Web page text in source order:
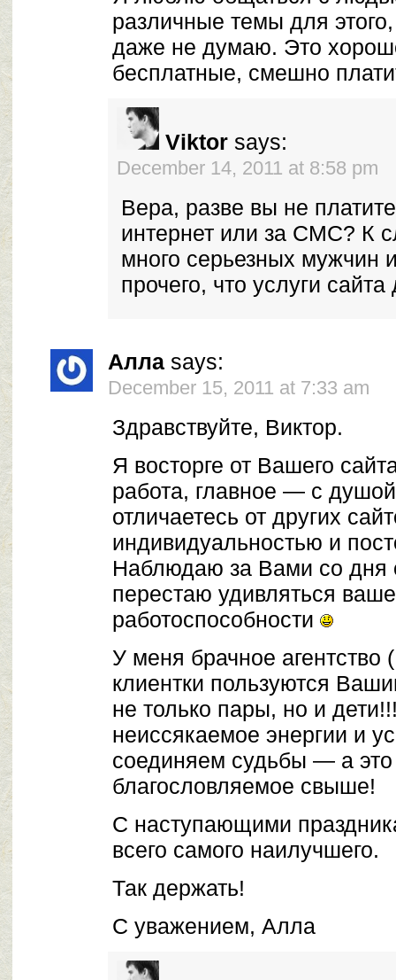
различные темы для
даже не думаю. Это
бесплатные, смешно
Viktor says:
December 14, 2011 at 8:58 pm
Вера, разве вы не
интернет или за СМС? К
много серьезных мужчин
прочего, что услуги
Алла says:
December 15, 2011 at 7:33 am
Здравствуйте, Виктор.
Я восторге от Вашего
работа, главное — с
отличаетесь от других
индивидуальностью и
Наблюдаю за Вами со дня
перестаю удивляться
работоспособности
У меня брачное агентство
клиентки пользуются
не только пары, но и
неиссякаемое энергии и
соединяем судьбы — а это
благословляемое свыше!
С наступающими
всего самого наилучшего.
Так держать!
С уважением, Алла